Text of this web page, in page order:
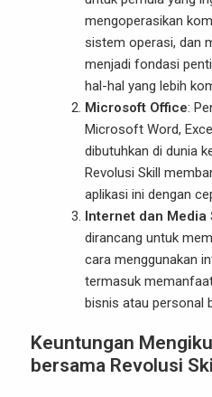
mengoperasikan
sistem operasi, dan
menjadi fondasi
hal-hal yang lebih
Microsoft Office:
Microsoft Word,
dibutuhkan di dunia
Revolusi Skill
aplikasi ini dengan
Internet dan Media
dirancang untuk
cara menggunakan
termasuk
bisnis atau personal
Keuntungan
bersama Revolusi